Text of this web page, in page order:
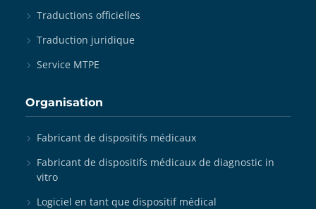
Traductions officielles
Traduction juridique
Service MTPE
Organisation
Fabricant de dispositifs médicaux
Fabricant de dispositifs médicaux de diagnostic in
vitro
Logiciel en tant que dispositif médical